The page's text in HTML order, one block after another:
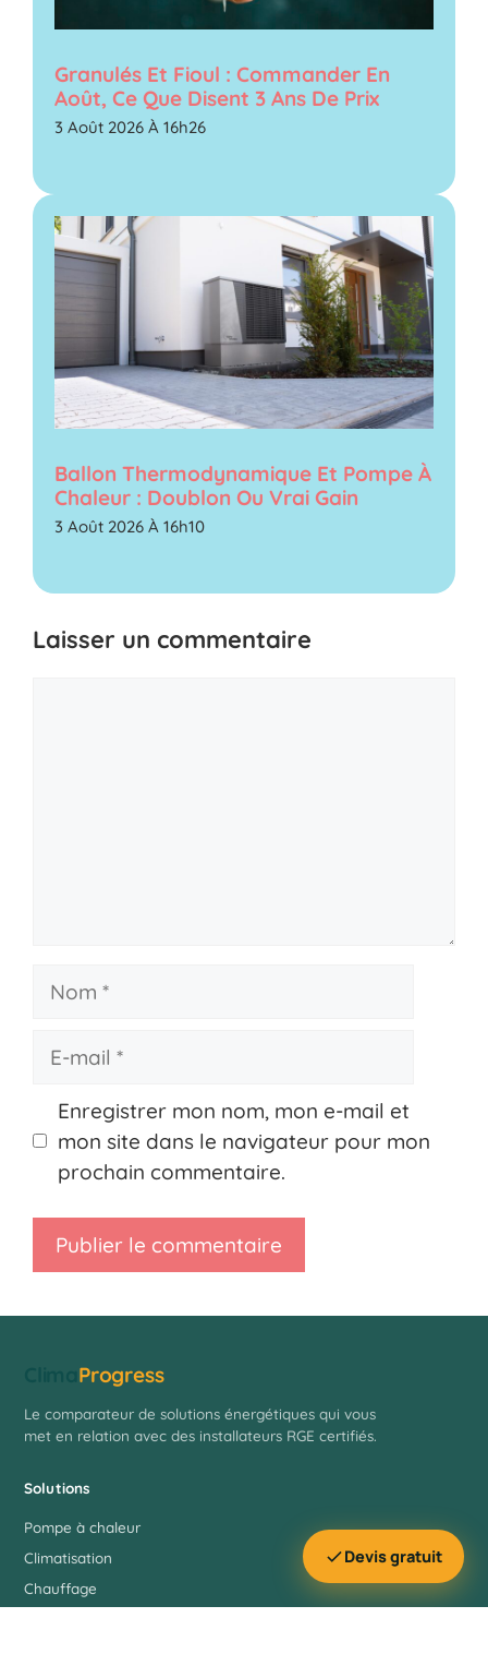
Granulés Et Fioul : Commander En
Août, Ce Que Disent 3 Ans De Prix
3 Août 2026 À 16h26
Ballon Thermodynamique Et Pompe À
Chaleur : Doublon Ou Vrai Gain
3 Août 2026 À 16h10
Laisser un commentaire
Nom
Enregistrer mon nom, mon e-mail et
mon site dans le navigateur pour mon
prochain commentaire.
Progress
Le comparateur de solutions énergétiques qui vous
met en relation avec des installateurs RGE certifiés.
Solutions
Pompe à chaleur
Climatisation
Chauffage
Devis gratuit